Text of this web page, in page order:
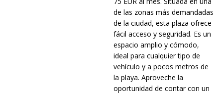
de las zonas más demandadas
de la ciudad, esta plaza ofrece
fácil acceso y seguridad. Es un
espacio amplio y cómodo,
ideal para cualquier tipo de
vehículo y a pocos metros de
la playa. Aproveche la
oportunidad de contar con un